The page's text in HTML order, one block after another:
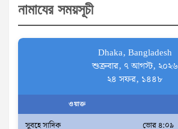
c
h
নামাযের সময়সূচী
Dhaka, Bangladesh
শুক্রবার, ৭ আগস্ট, ২০২৬
২৪ সফর, ১৪৪৮
ওয়াক্ত
সুবহে সাদিক
ভোর ৪:০৯